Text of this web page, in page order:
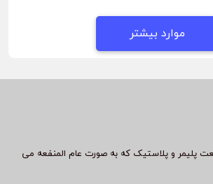
موارد بیشتر
پلیمر و پلاستیک که به صورت عام المنفعه می